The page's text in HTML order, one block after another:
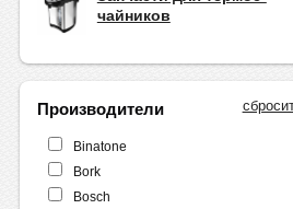
чайников
Производители
Binatone
Bork
Bosch